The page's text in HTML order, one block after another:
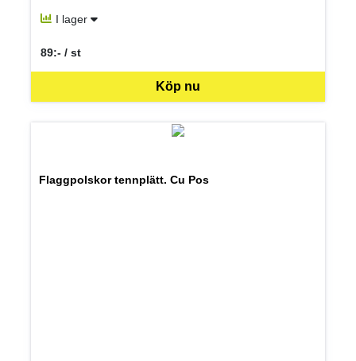
I lager
Köp nu
89:- / st
SEK per ST
Flaggpolskor tennplätt. Cu Pos